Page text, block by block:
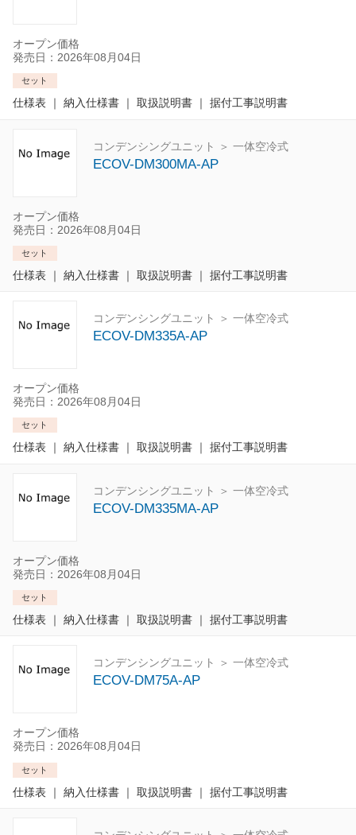
オープン価格
発売日：2026年08月04日
セット
仕様表 ｜ 納入仕様書｜ 取扱説明書｜ 据付工事説明書
コンデンシングユニット ＞ 一体空冷式
ECOV-DM300MA-AP
オープン価格
発売日：2026年08月04日
セット
仕様表 ｜ 納入仕様書｜ 取扱説明書｜ 据付工事説明書
コンデンシングユニット ＞ 一体空冷式
ECOV-DM335A-AP
オープン価格
発売日：2026年08月04日
セット
仕様表 ｜ 納入仕様書｜ 取扱説明書｜ 据付工事説明書
コンデンシングユニット ＞ 一体空冷式
ECOV-DM335MA-AP
オープン価格
発売日：2026年08月04日
セット
仕様表 ｜ 納入仕様書｜ 取扱説明書｜ 据付工事説明書
コンデンシングユニット ＞ 一体空冷式
ECOV-DM75A-AP
オープン価格
発売日：2026年08月04日
セット
仕様表 ｜ 納入仕様書｜ 取扱説明書｜ 据付工事説明書